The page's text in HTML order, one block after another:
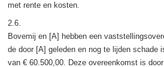
met rente en kosten.
2.6.
Bovemij en [A] hebben een
de door [A] geleden en nog te lijden schade
van € 60.500,00. Deze overeenkomst is